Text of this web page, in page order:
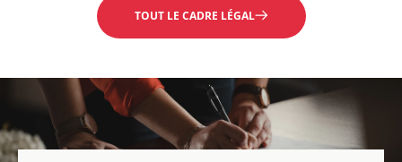
TOUT LE CADRE LÉGAL